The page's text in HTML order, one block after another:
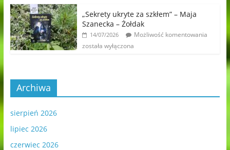
„Sekrety ukryte za szkłem” – Maja
Szanecka – Żołdak
14/07/2026
Możliwość komentowania
została wyłączona
Archiwa
sierpień 2026
lipiec 2026
czerwiec 2026